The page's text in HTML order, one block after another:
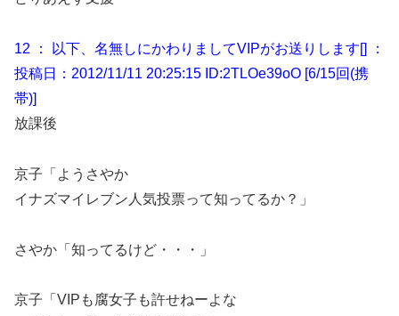
12 ： 以下、名無しにかわりましてVIPがお送りします[] ：
投稿日：2012/11/11 20:25:15 ID:2TLOe39oO [6/15回(携
帯)]
放課後
京子「ようさやか
イナズマイレブン人気投票って知ってるか？」
さやか「知ってるけど・・・」
京子「VIPも腐女子も許せねーよな